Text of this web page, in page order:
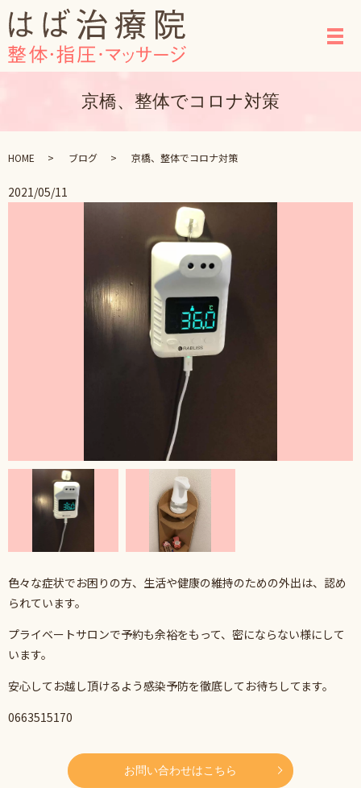
メ
京橋、整体でコロナ対策
HOME ブログ 京橋、整体でコロナ対策
2021/05/11
色々な症状でお困りの方、生活や健康の維持のための外出は、認め
られています。
プライベートサロンで予約も余裕をもって、密にならない様にして
います。
安心してお越し頂けるよう感染予防を徹底してお待ちしてます。
0663515170
お問い合わせはこちら